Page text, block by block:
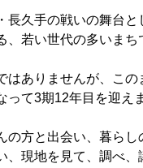
長久手の戦いの舞台と
、若い世代の多いまち
はありませんが、この
って3期12年目を迎え
の方と出会い、暮らし
、現地を見て、調べ、